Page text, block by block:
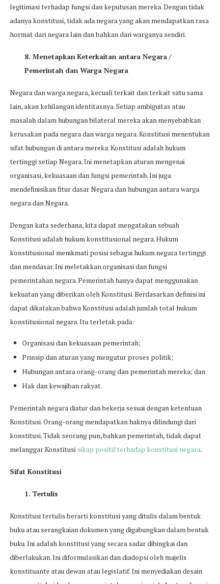
legitimasi terhadap fungsi dan keputusan mereka. Dengan tidak
adanya konstitusi, tidak ada negara yang akan mendapatkan rasa
hormat dari negara lain dan bahkan dari warganya sendiri.
8. Menetapkan Keterkaitan antara Negara /
Pemerintah dan Warga Negara
Negara dan warga negara, kecuali terkait dan terkait satu sama
lain, akan kehilangan identitasnya. Setiap ambiguitas atau
masalah dalam hubungan bilateral mereka akan menyebabkan
kerusakan pada negara dan warga negara. Konstitusi menentukan
sifat hubungan di antara mereka. Konstitusi adalah hukum
tertinggi setiap Negara. Ini menetapkan aturan mengenai
organisasi, kekuasaan dan fungsi pemerintah. Ini juga
mendefinisikan fitur dasar Negara dan hubungan antara warga
negara dan Negara.
Dengan kata sederhana, kita dapat mengatakan sebuah
Konstitusi adalah hukum konstitusional negara. Hukum
konstitusional menikmati posisi sebagai hukum negara tertinggi
dan mendasar. Ini meletakkan organisasi dan fungsi
pemerintahan negara. Pemerintah hanya dapat menggunakan
kekuatan yang diberikan oleh Konstitusi. Berdasarkan definisi ini
dapat dikatakan bahwa Konstitusi adalah jumlah total hukum
konstitusional negara. Itu terletak pada:
Organisasi dan kekuasaan pemerintah;
Prinsip dan aturan yang mengatur proses politik;
Hubungan antara orang-orang dan pemerintah mereka; dan
Hak dan kewajiban rakyat.
Pemerintah negara diatur dan bekerja sesuai dengan ketentuan
Konstitusi. Orang-orang mendapatkan haknya dilindungi dari
konstitusi. Tidak seorang pun, bahkan pemerintah, tidak dapat
melanggar Konstitusi sikap positif terhadap konstitusi negara.
Sifat Konstitusi
1. Tertulis
Konstitusi tertulis berarti konstitusi yang ditulis dalam bentuk
buku atau serangkaian dokumen yang digabungkan dalam bentuk
buku. Ini adalah konstitusi yang secara sadar dibingkai dan
diberlakukan. Ini diformulasikan dan diadopsi oleh majelis
konstituante atau dewan atau legislatif. Ini menyediakan desain